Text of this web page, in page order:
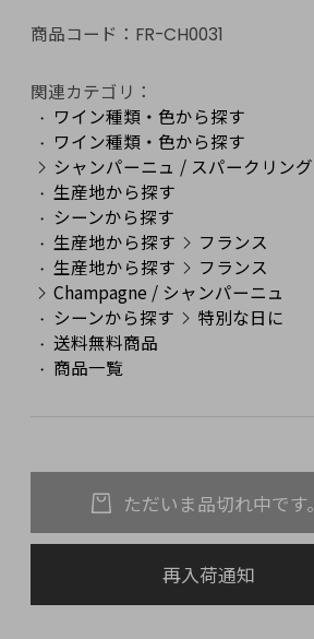
商品コード： FR-CH0031
関連カテゴリ：
ワイン種類・色から探す
ワイン種類・色から探す
シャンパーニュ / スパークリング
生産地から探す
シーンから探す
生産地から探す
フランス
生産地から探す
フランス
Champagne / シャンパーニュ
シーンから探す
特別な日に
送料無料商品
商品一覧
ただいま品切れ中です。
再入荷通知